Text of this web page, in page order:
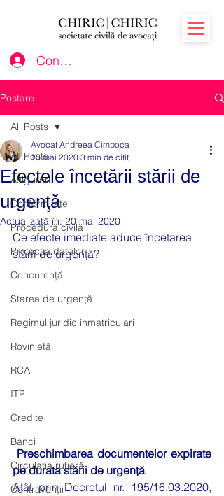
Conectează-te
Postare
All Posts
Asigurări
Conformitate
Procedură civilă
Protecția datelor
Concurență
Starea de urgență
Regimul juridic înmatriculări
Rovinietă
RCA
ITP
Credite
Banci
Circulația rutieră
Contravenții
All Posts
Efectele încetării stării de
urgenţă
Avocat Andreea Cimpoca
13 mai 2020 3 min de citit
Actualizată în: 20 mai 2020
Ce efecte imediate aduce încetarea
stării de urgenţă?
Preschimbarea documentelor expirate
pe durata stării de urgenţă
Atât prin Decretul nr. 195/16.03.2020,